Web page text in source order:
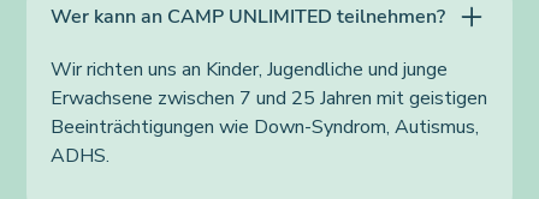
Wer kann an CAMP UNLIMITED teilnehmen?
Wir richten uns an Kinder, Jugendliche und junge
Erwachsene zwischen 7 und 25 Jahren mit geistigen
Beeinträchtigungen wie Down-Syndrom, Autismus,
ADHS.